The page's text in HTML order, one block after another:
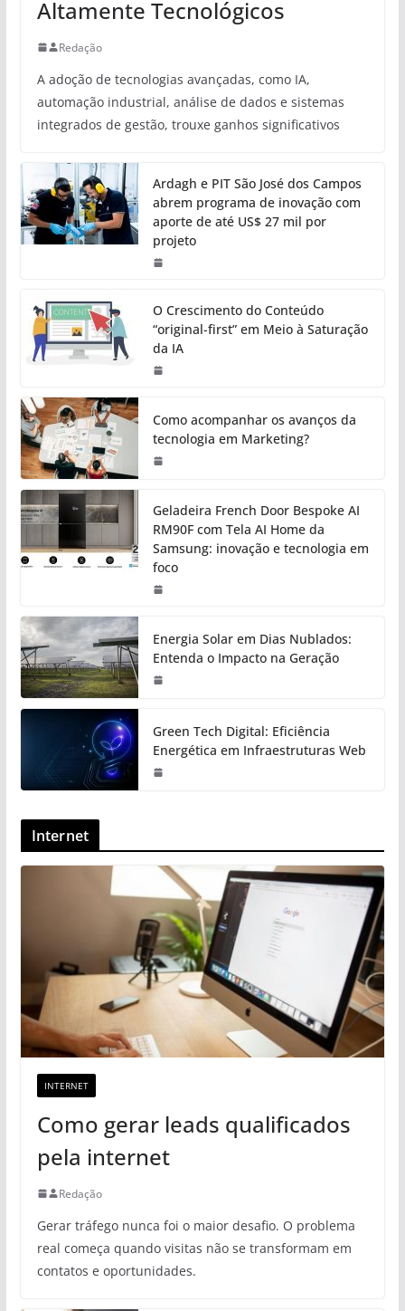
Altamente Tecnológicos
Redação
A adoção de tecnologias avançadas, como IA,
automação industrial, análise de dados e sistemas
integrados de gestão, trouxe ganhos significativos
Ardagh e PIT São José dos Campos
abrem programa de inovação com
aporte de até US$ 27 mil por
projeto
O Crescimento do Conteúdo
“original-first” em Meio à Saturação
da IA
Como acompanhar os avanços da
tecnologia em Marketing?
Geladeira French Door Bespoke AI
RM90F com Tela AI Home da
Samsung: inovação e tecnologia em
foco
Energia Solar em Dias Nublados:
Entenda o Impacto na Geração
Green Tech Digital: Eficiência
Energética em Infraestruturas Web
Internet
INTERNET
Como gerar leads qualificados
pela internet
Redação
Gerar tráfego nunca foi o maior desafio. O problema
real começa quando visitas não se transformam em
contatos e oportunidades.